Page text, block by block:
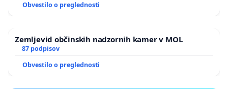
Obvestilo o preglednosti
Zemljevid občinskih nadzornih kamer v MOL
87 podpisov
Obvestilo o preglednosti